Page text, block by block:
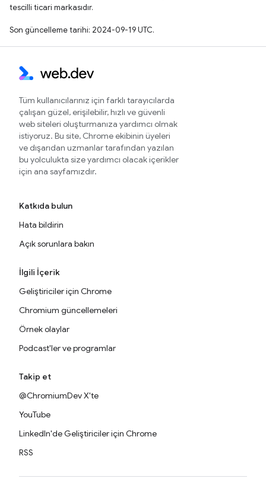
tescilli ticari markasıdır.
Son güncelleme tarihi: 2024-09-19 UTC.
Tüm kullanıcılarınız için farklı tarayıcılarda
çalışan güzel, erişilebilir, hızlı ve güvenli
web siteleri oluşturmanıza yardımcı olmak
istiyoruz. Bu site, Chrome ekibinin üyeleri
ve dışarıdan uzmanlar tarafından yazılan
bu yolculukta size yardımcı olacak içerikler
için ana sayfamızdır.
Katkıda bulun
Hata bildirin
Açık sorunlara bakın
İlgili İçerik
Geliştiriciler için Chrome
Chromium güncellemeleri
Örnek olaylar
Podcast'ler ve programlar
Takip et
@ChromiumDev X'te
YouTube
LinkedIn'de Geliştiriciler için Chrome
RSS